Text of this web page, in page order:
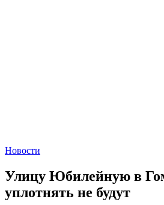
Новости
Улицу Юбилейную в
уплотнять не будут